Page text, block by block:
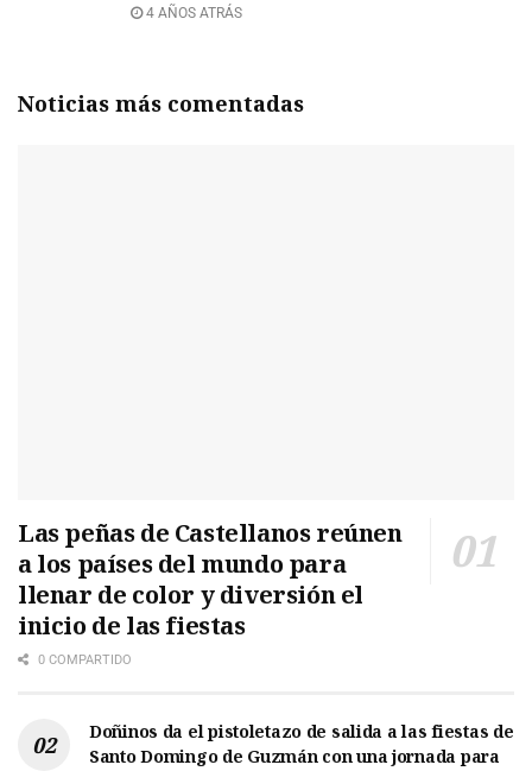
4 AÑOS ATRÁS
Noticias más comentadas
Las peñas de Castellanos reúnen
a los países del mundo para
llenar de color y diversión el
inicio de las fiestas
0 COMPARTIDO
Doñinos da el pistoletazo de salida a las fiestas de
Santo Domingo de Guzmán con una jornada para